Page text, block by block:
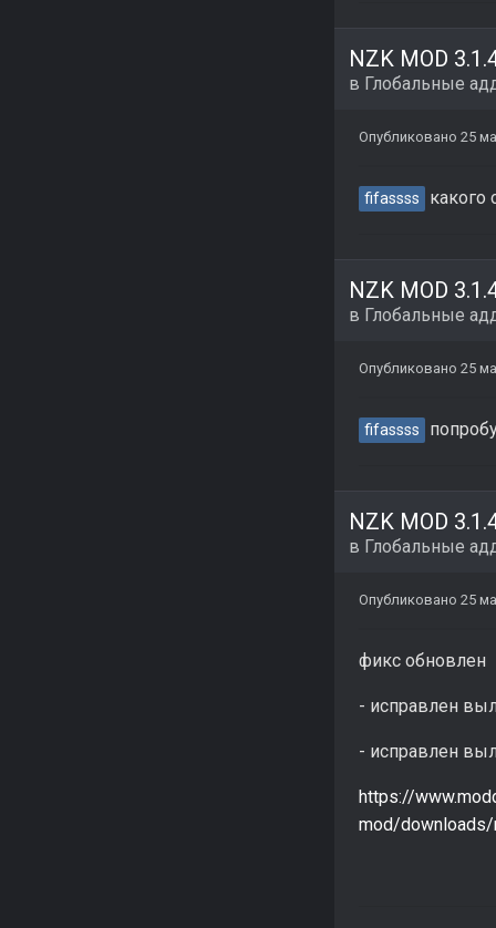
в Глобальные
Опубликовано 25
fifassss какого
в Глобальные
Опубликовано 25
fifassss
в Глобальные
Опубликовано 25
фикс обновлен
- исправлен
- исправлен
https://
mod/